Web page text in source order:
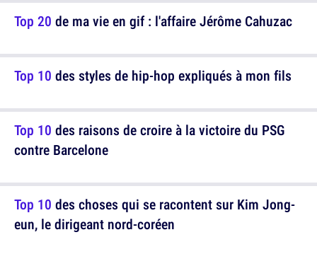
Top 20 de ma vie en gif : l'affaire Jérôme Cahuzac
Top 10 des raisons de croire à la victoire du PSG
contre Barcelone
Top 10 des styles de hip-hop expliqués à mon fils
Top 10 des choses qui se racontent sur Kim Jong-
eun, le dirigeant nord-coréen